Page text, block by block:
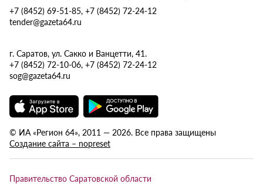
+7 (8452) 69-51-85, +7 (8452) 72-24-12
tender@gazeta64.ru
г. Саратов, ул. Сакко и Ванцетти, 41.
+7 (8452) 72-10-06, +7 (8452) 72-24-12
sog@gazeta64.ru
© ИА «Регион 64», 2011 — 2026. Все права защищены
Создание сайта – nopreset
Правительство Саратовской области